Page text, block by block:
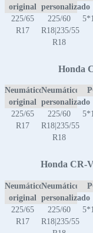
original
personalizado
225/65
R17
225/60
R18|235/55
R18
Honda
Neumático
original
Neumático
personalizado
225/65
R17
225/60
R18|235/55
R18
Honda CR-
Neumático
original
Neumático
personalizado
225/65
R17
225/60
R18|235/55